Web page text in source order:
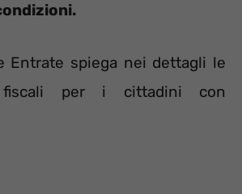
Entrate spiega nei dettagli le
fiscali per i cittadini con